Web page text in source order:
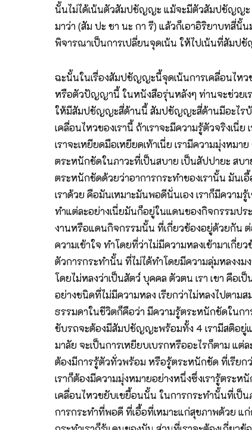
นั้นไม่ได้เน้นตัวสัมปชัญญะ แม้จะมีตัวสัมปชัญญะ
มาว่า (สัม ปะ ชา นะ กา รี) แล้วก็เอาอิริยาบทสี่
พิจารณาเป็นการเปลี่ยนจุดเน้น ให้ไปเน้นที่สัม
ฉะนั้นในเรื่องสัมปชัญญะนี้จุดเน้นการเคลื่อนไ
หรือตัวปัญญานี้ ในหนังสือรุ่นหลังๆ ท่านจะช่วยเ
ให้มีสัมปชัญญะสี่ด้านนี้ สัมปชัญญะสี่ด้านมีอะไรบ้
เคลื่อนไหวของเรานี้ ถ้าเราจะมีความรู้ตัวจริงเ
เราจะเหยียดมือเหยียดเท้าเนี่ย เรามีความมุ่ง
ตระหนักชัดในภาวะที่เป็นสบาย เป็นสัปปายะ สบ
ตระหนักชัดด้วยว่าอาการกระทำของเรานั้น มัน
เราด้วย คือมันเหมาะมันพอดีนั่นเอง เราก็มีควา
ทำแต่ละอย่างเนี่ยมันก็อยู่ในแดนของกิจกรรมปร
งานหรือแดนกิจกรรมนั้น ที่เกี่ยวข้องอยู่ด้วยกัน
ความเข้าใจ ทำโดยที่ว่าไม่มีความหลงเข้ามาเกี่
ตัวการกระทำนั้น ที่ไม่ได้ทำโดยมีความลุ่มหลงงม
โดยไม่หลงว่าเป็นสัตว์ บุคคล ตัวตน เรา เขา คือ
อย่างชนิดที่ไม่มีความหลง เรียกว่าไม่หลงไปตา
ธรรมดาในชีวิตก็คือว่า มีความรู้ตระหนักชัดในก
ขับรถจะต้องมีสัมปชัญญะพร้อมทั้ง 4 เรามีสติอยู่
มาลัย จะเป็นการเหยียบเบรกหรืออะไรก็ตาม
ต้องมีการรู้ตัวทั่วพร้อม หรือรู้ตระหนักชัด ที่เรียก
เราก็ต้องมีความมุ่งหมายอย่างหนึ่งซึ่งเรารู้ตร
เคลื่อนไหวขยับเขยื้อนนั้น ในการกระทำนั้นที่เป็
การกระทำที่พอดี ที่เอื้อที่เหมาะแก่สุขภาพด้วย แ